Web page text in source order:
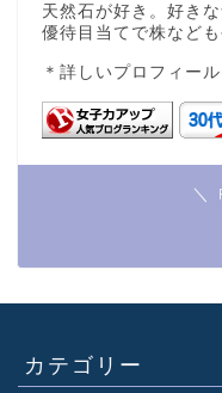
天然石が好き。好き
優待目当てで株なども
＊ 詳しいプロフィール
＼
カテゴリー